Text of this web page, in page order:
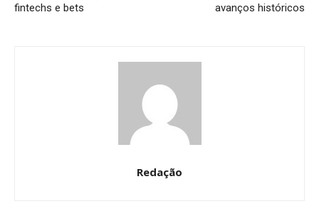
fintechs e bets
avanços históricos
Redação